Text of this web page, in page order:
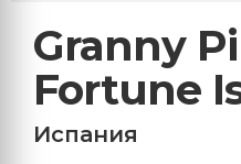
Granny
Fortune
Испания